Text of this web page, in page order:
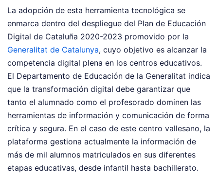
La adopción de esta herramienta tecnológica se
enmarca dentro del despliegue del Plan de Educación
Digital de Cataluña 2020-2023 promovido por la
Generalitat de Catalunya, cuyo objetivo es alcanzar la
competencia digital plena en los centros educativos.
El Departamento de Educación de la Generalitat indica
que la transformación digital debe garantizar que
tanto el alumnado como el profesorado dominen las
herramientas de información y comunicación de forma
crítica y segura. En el caso de este centro vallesano, la
plataforma gestiona actualmente la información de
más de mil alumnos matriculados en sus diferentes
etapas educativas, desde infantil hasta bachillerato.